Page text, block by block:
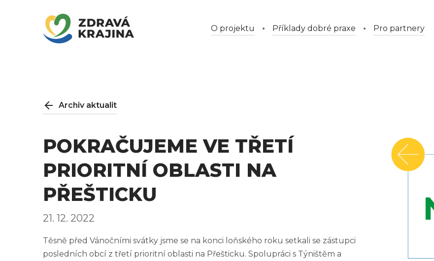
O projektu Příklady dobré praxe Pro partnery
Archiv aktualit
POKRAČUJEME VE TŘETÍ
PRIORITNÍ OBLASTI NA
PŘEŠTICKU
21. 12. 2022
Těsně před Vánočními svátky jsme se na konci loňského roku setkali se zástupci
posledních obcí z třetí prioritní oblasti na Přešticku. Spolupráci s Týništěm a